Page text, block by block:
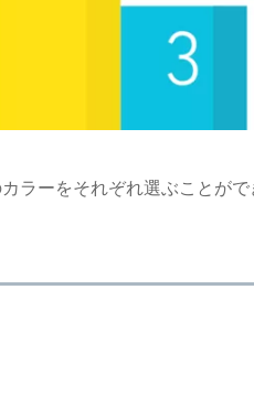
ラーをそれぞれ選ぶことが